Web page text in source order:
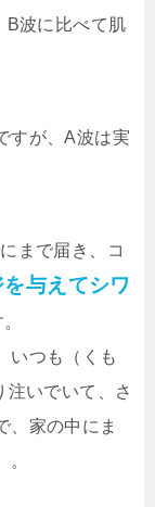
B波に比べて肌
すが、A波は実
まで届き、コ
与えてシワ
いつも（くも
注いでいて、さ
、家の中にま